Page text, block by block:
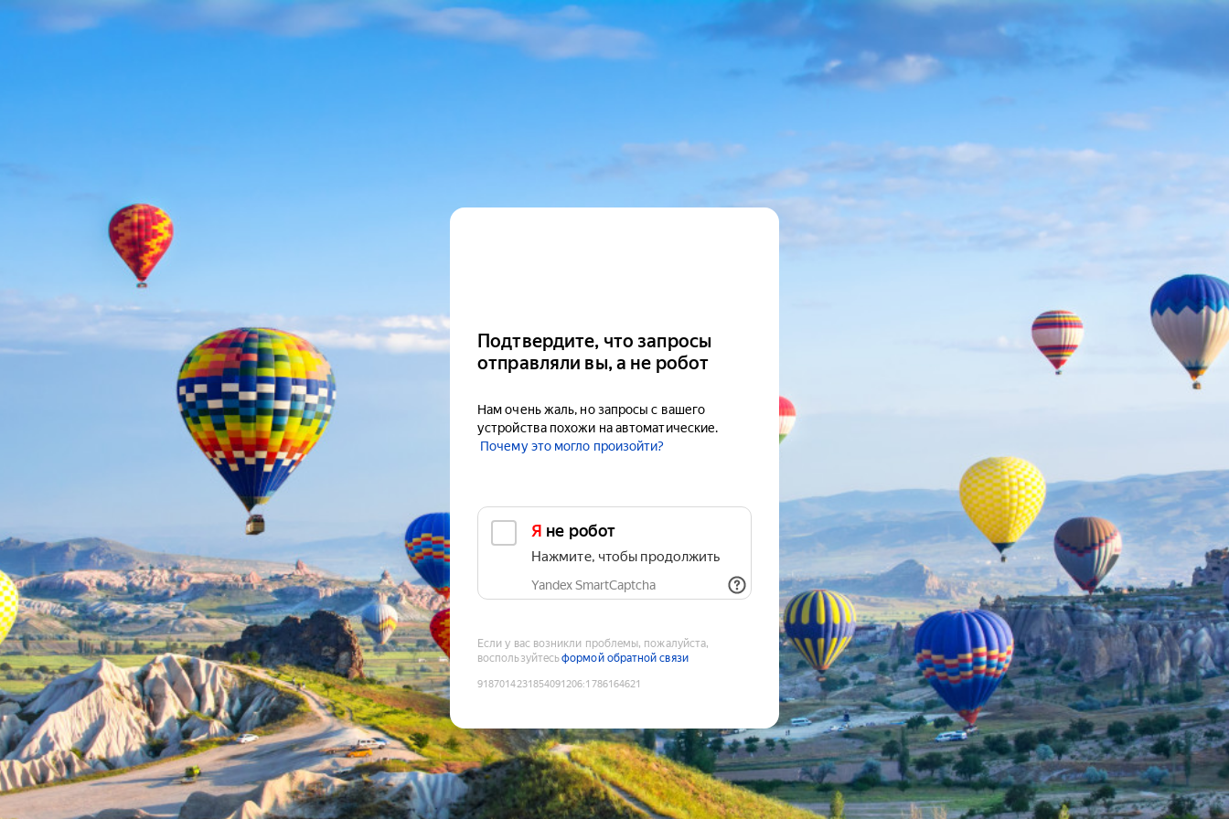
Подтвердите, что запросы
отправляли вы, а не робот
Нам очень жаль, но запросы с вашего
устройства похожи на автоматические.
Почему это могло произойти?
Я не робот
Нажмите, чтобы продолжить
Yandex SmartCaptcha
Если у вас возникли проблемы, пожалуйста,
воспользуйтесьформой обратной связи
9187014231854091206:1786164621